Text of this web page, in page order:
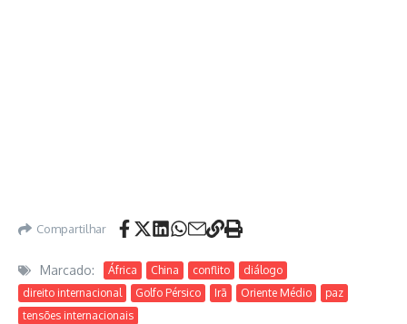
Compartilhar
Marcado: África China conflito
diálogo
direito internacional
Golfo Pérsico Irã Oriente Médio
paz
tensões internacionais